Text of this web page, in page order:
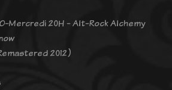
Mercredi 20H - Alt-Rock Alchemy
2012)